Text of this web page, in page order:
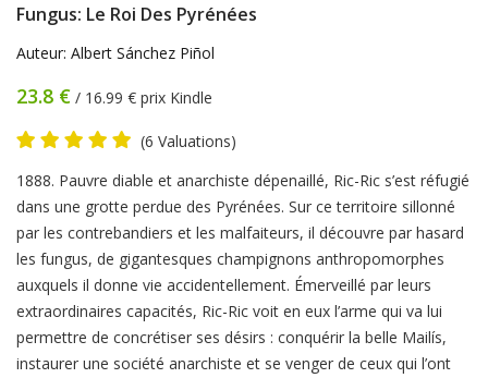
Fungus: Le Roi Des Pyrénées
Auteur: Albert Sánchez Piñol
23.8 € / 16.99 € prix Kindle
(6 Valuations)
Product
Summery
1888. Pauvre diable et anarchiste dépenaillé, Ric-Ric s’est réfugié
dans une grotte perdue des Pyrénées. Sur ce territoire sillonné
par les contrebandiers et les malfaiteurs, il découvre par hasard
les fungus, de gigantesques champignons anthropomorphes
auxquels il donne vie accidentellement. Émerveillé par leurs
extraordinaires capacités, Ric-Ric voit en eux l’arme qui va lui
permettre de concrétiser ses désirs : conquérir la belle Mailís,
instaurer une société anarchiste et se venger de ceux qui l’ont